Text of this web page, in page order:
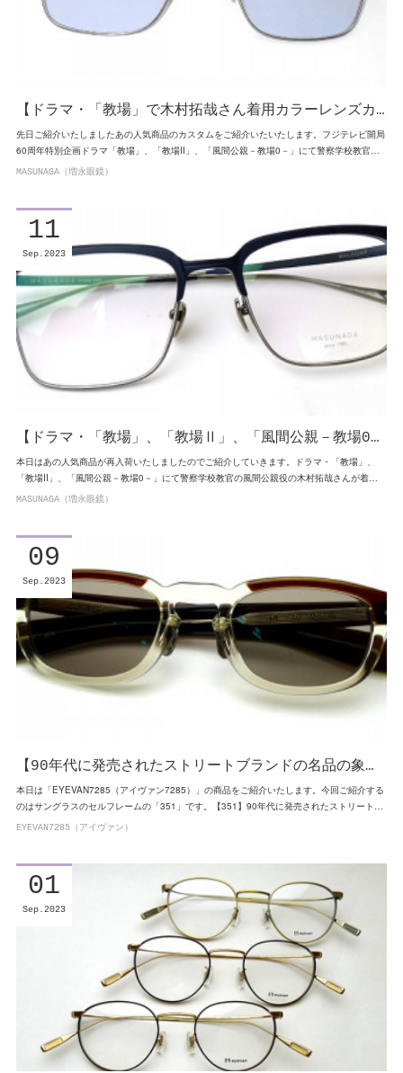
【ドラマ・「教場」で木村拓哉さん着用カラーレンズカ…
先日ご紹介いたしましたあの人気商品のカスタムをご紹介いたいたします。フジテレビ開局
60周年特別企画ドラマ「教場」、「教場Ⅱ」、「風間公親－教場0－」にて警察学校教官…
MASUNAGA（増永眼鏡）
【ドラマ・「教場」、「教場Ⅱ」、「風間公親－教場0…
本日はあの人気商品が再入荷いたしましたのでご紹介していきます。ドラマ・「教場」、
「教場Ⅱ」、「風間公親－教場0－」にて警察学校教官の風間公親役の木村拓哉さんが着…
11
Sep 2023
MASUNAGA（増永眼鏡）
【90年代に発売されたストリートブランドの名品の象…
本日は「EYEVAN7285（アイヴァン7285）」の商品をご紹介いたします。今回ご紹介する
のはサングラスのセルフレームの「351」です。【351】90年代に発売されたストリート…
09
Sep 2023
EYEVAN7285（アイヴァン）
01
Sep 2023